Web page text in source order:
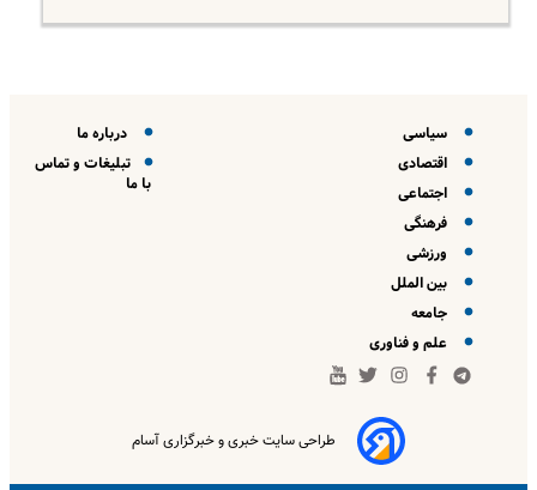
سیاسی
اقتصادی
اجتماعی
فرهنگی
ورزشی
بین الملل
جامعه
علم و فناوری
درباره ما
تبلیغات و تماس
با ما
طراحی سایت خبری و خبرگزاری آسام